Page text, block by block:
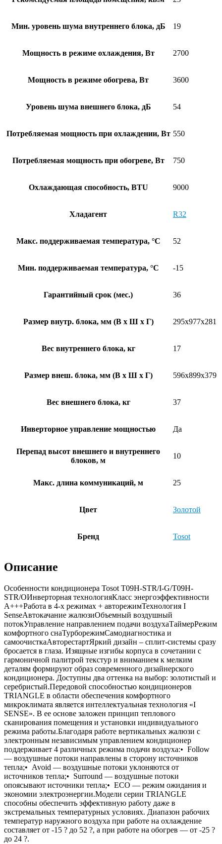
Мин. уровень шума внутреннего блока, дБ 19
Мощность в режиме охлаждения, Вт 2700
Мощность в режиме обогрева, Вт 3600
Уровень шума внешнего блока, дБ 54
Потребляемая мощность при охлаждении, Вт 550
Потребляемая мощность при обогреве, Вт 750
Охлаждающая способность, BTU 9000
Хладагент R32
Макс. поддерживаемая температура, °C 52
Мин. поддерживаемая температура, °C -15
Гарантийный срок (мес.) 36
Размер внутр. блока, мм (В x Ш x Г) 295х977х281
Вес внутреннего блока, кг 17
Размер внеш. блока, мм (В x Ш x Г) 596х899х379
Вес внешнего блока, кг 37
Инверторное управление мощностью Да
Перепад высот внешнего и внутреннего
блоков, м
10
Макс. длина коммуникаций, м 25
Цвет Золотой
Бренд Tosot
Описание
Особенности кондиционера Tosot T09H-STR/I-G/T09H-
STR/OИнверторная технологияКласс энергоэффективности
А+++Работа в 4-х режимах + авторежимТехнология I
SenseАвтокачание жалюзиОбъемный воздушный
потокУправление направлением подачи воздухаТаймерРежим
комфортного снаТурборежимСамодиагностика и
самоочисткаАвторестартЯркий дизайн – сплит-системы сразу
бросается в глаза. Изящные изгибы корпуса в сочетании с
гармоничной палитрой текстур и вниманием к мелким
деталям формируют образ современного дизайнерского
кондиционера. Доступны два оттенка на выбор: золотистый и
серебристый.Передовой способностью кондиционеров
TRIANGLE в области обеспечения комфортного
микроклимата является интеллектуальная технология «I
SENSE». В ее основе заложен принцип теплового
сканирования помещения и установки индивидуального
режима работы.Благодаря работе вертикальных жалюзи с
электронным независимым управлением кондиционер
поддерживает 4 различных режима подачи воздуха:• Follow
— воздушные потоки направлены в сторону источников
тепла;• Avoid — воздушные потоки уклоняются от
источников тепла;• Surround — воздушные потоки
опоясывают источники тепла;• ECO — режим ожидания и
экономии электроэнергии.Модели серии TRIANGLE
способны обеспечить эффективную работу даже в
экстремальных температурных условиях. Диапазон рабочих
температур наружного воздуха при работе на охлаждение
составляет от -15 ? до 52 ?, а при работе на обогрев — от -25 ?
до 24 ?.